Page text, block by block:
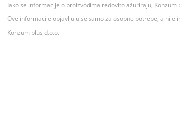
Iako se informacije o proizvodima redovito ažuriraju,
Ove informacije objavljuju se samo za osobne potrebe, a
Konzum plus d.o.o.